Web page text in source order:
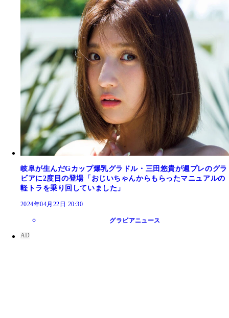
岐阜が生んだGカップ爆乳グラドル・三田悠貴が週プレのグラ
ビアに2度目の登場「おじいちゃんからもらったマニュアルの
軽トラを乗り回していました」
2024年04月22日 20:30
グラビアニュース